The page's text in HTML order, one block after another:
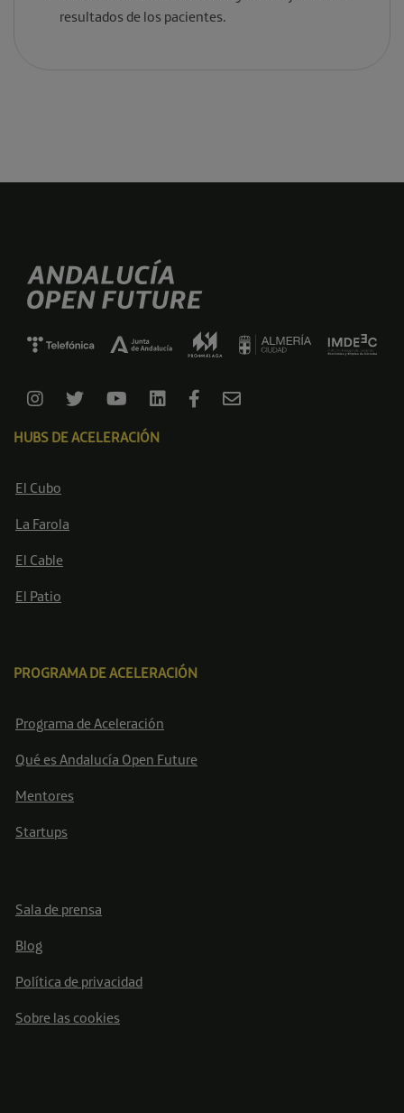
resultados de los pacientes.
HUBS DE ACELERACIÓN
El Cubo
La Farola
El Cable
El Patio
PROGRAMA DE ACELERACIÓN
Programa de Aceleración
Qué es Andalucía Open Future
Mentores
Startups
Sala de prensa
Blog
Política de privacidad
Sobre las cookies